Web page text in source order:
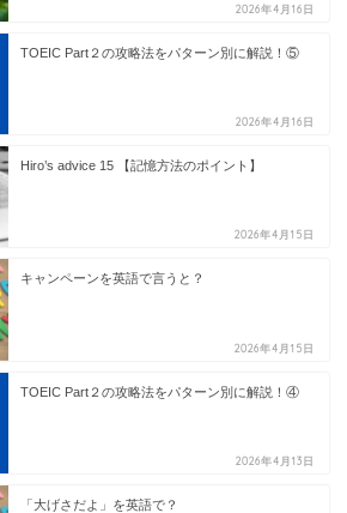
2026年4月16日
TOEIC Part２の攻略法をパターン別に解説！⑤
2026年4月16日
Hiro’s advice 15 【記憶方法のポイント】
2026年4月15日
キャンペーンを英語で言うと？
2026年4月15日
TOEIC Part２の攻略法をパターン別に解説！④
2026年4月13日
「大げさだよ」を英語で？